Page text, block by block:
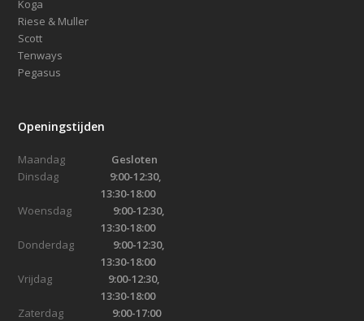
Koga
Riese & Muller
Scott
Tenways
Pegasus
Openingstijden
Maandag Gesloten
Dinsdag 9:00-12:30,
13:30-18:00
Woensdag
9:00-12:30,
13:30-18:00
Donderdag 9:00-12:30,
13:30-18:00
Vrijdag 9:00-12:30,
13:30-18:00
Zaterdag 9:00-17:00